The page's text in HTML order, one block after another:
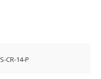
CR-14-P